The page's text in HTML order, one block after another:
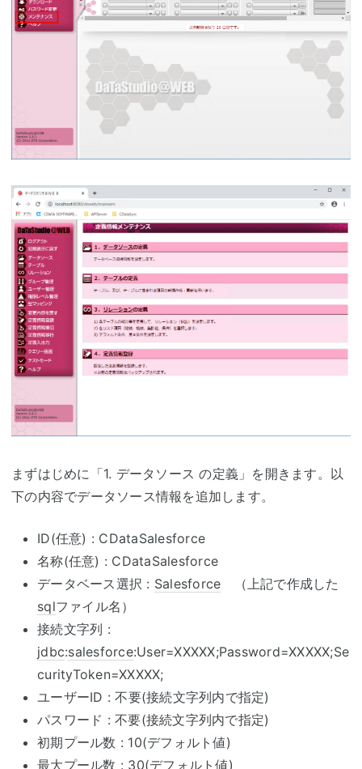
まずはじめに「1. データソース の定義」を開きます。以
下の内容でデータソース情報を追加します。
ID(任意) : CDataSalesforce
名称(任意) : CDataSalesforce
データベース選択 : Salesforce （上記で作成した
sqlファイル名）
接続文字列 :
jdbc:salesforce:User=XXXXX;Password=XXXXX;Se
curityToken=XXXXX;
ユーザーID : 不要(接続文字列内で指定)
パスワード : 不要(接続文字列内で指定)
初期プール数 : 10(デフォルト値)
最大プール数 : 30(デフォルト値)